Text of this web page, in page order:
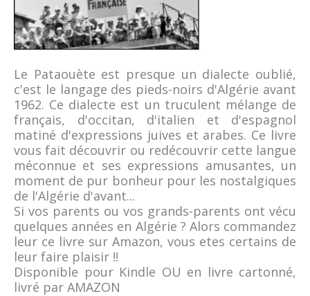
Le Pataouète est presque un dialecte oublié,
c'est le langage des pieds-noirs d'Algérie avant
1962. Ce dialecte est un truculent mélange de
français, d'occitan, d'italien et d'espagnol
matiné d'expressions juives et arabes. Ce livre
vous fait découvrir ou redécouvrir cette langue
méconnue et ses expressions amusantes, un
moment de pur bonheur pour les nostalgiques
de l'Algérie d'avant...
Si vos parents ou vos grands-parents ont vécu
quelques années en Algérie ? Alors commandez
leur ce livre sur Amazon, vous etes certains de
leur faire plaisir !!
Disponible pour Kindle OU en livre cartonné,
livré par AMAZON